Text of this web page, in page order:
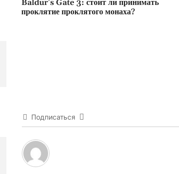
Baldur’s Gate 3: стоит ли принимать
проклятие проклятого монаха?
Подписаться